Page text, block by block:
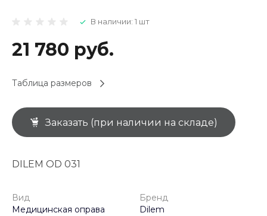
В наличии: 1 шт
21 780 руб.
Таблица размеров
Заказать (при наличии на складе)
DILEM OD 031
Вид
Медицинская оправа
Бренд
Dilem